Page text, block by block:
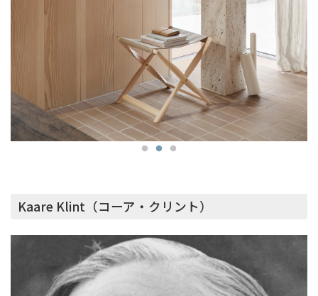
Kaare Klint（コーア・クリント）